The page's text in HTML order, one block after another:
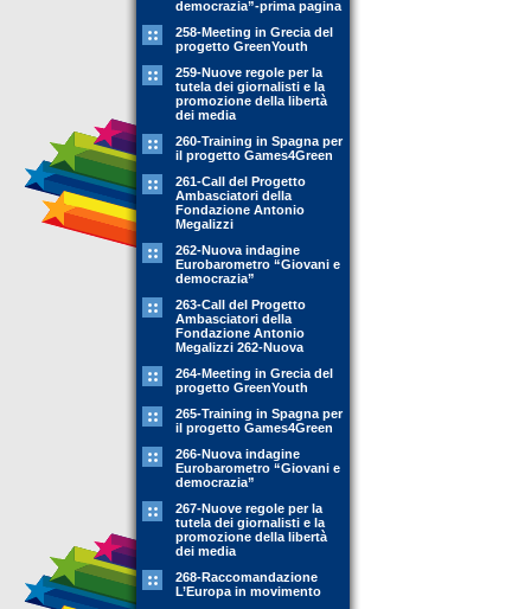
democrazia”-prima pagina
258-Meeting in Grecia del
progetto GreenYouth
259-Nuove regole per la
tutela dei giornalisti e la
promozione della libertà
dei media
260-Training in Spagna per
il progetto Games4Green
261-Call del Progetto
Ambasciatori della
Fondazione Antonio
Megalizzi
262-Nuova indagine
Eurobarometro “Giovani e
democrazia”
263-Call del Progetto
Ambasciatori della
Fondazione Antonio
Megalizzi 262-Nuova
264-Meeting in Grecia del
progetto GreenYouth
265-Training in Spagna per
il progetto Games4Green
266-Nuova indagine
Eurobarometro “Giovani e
democrazia”
267-Nuove regole per la
tutela dei giornalisti e la
promozione della libertà
dei media
268-Raccomandazione
L’Europa in movimento